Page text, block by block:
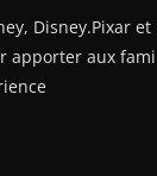
Disney.Pixar
apporter aux